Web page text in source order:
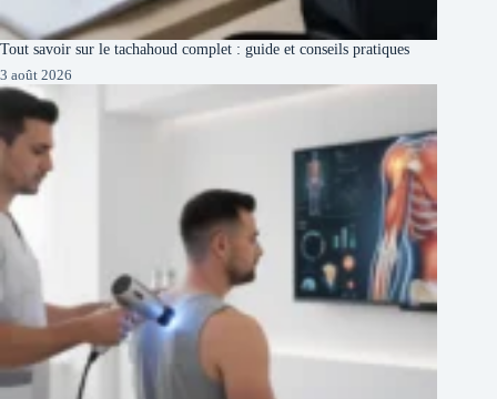
Tout savoir sur le tachahoud complet : guide et conseils pratiques
3 août 2026